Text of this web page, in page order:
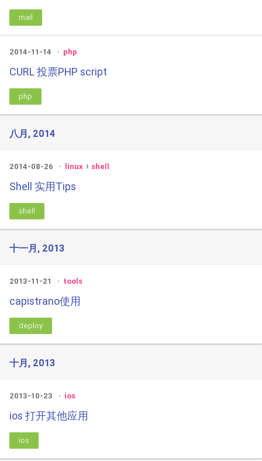
mail
2014-11-14 php
CURL 投票PHP script
php
八月, 2014
2014-08-26 linux shell
Shell 实用Tips
shell
十一月, 2013
2013-11-21 tools
capistrano使用
deploy
十月, 2013
2013-10-23 ios
ios 打开其他应用
ios